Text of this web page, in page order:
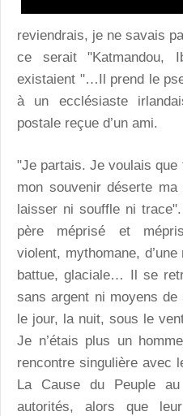
reviendrais, je ne savais
ce serait
existaient "…Il prend le
à un ecclésiaste
postale reçue d’un ami.
"Je partais. Je voulais que
mon souvenir déserte ma
laisser ni souffle ni
père méprisé et
violent, mythomane,
battue, glaciale… Il se
sans argent ni moyens de
le jour, la nuit, sous le
Je n’étais plus un
rencontre singulière avec
La Cause du Peuple
autorités, alors que